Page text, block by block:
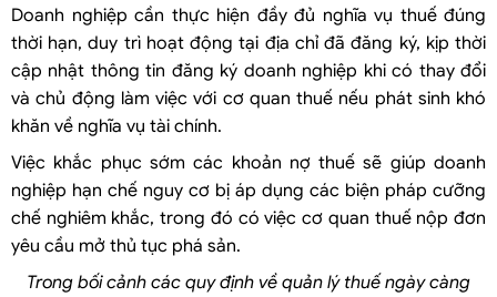
Doanh nghiệp cần thực hiện đầy đủ nghĩa vụ thuế đúng
thời hạn, duy trì hoạt động tại địa chỉ đã đăng ký, kịp thời
cập nhật thông tin đăng ký doanh nghiệp khi có thay đổi
và chủ động làm việc với cơ quan thuế nếu phát sinh khó
khăn về nghĩa vụ tài chính.
Việc khắc phục sớm các khoản nợ thuế sẽ giúp doanh
nghiệp hạn chế nguy cơ bị áp dụng các biện pháp cưỡng
chế nghiêm khắc, trong đó có việc cơ quan thuế nộp đơn
yêu cầu mở thủ tục phá sản.
Trong bối cảnh các quy định về quản lý thuế ngày càng